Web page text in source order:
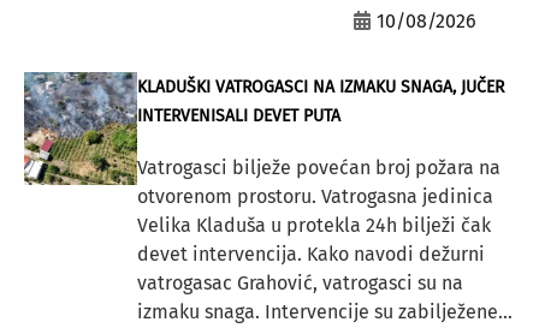
10/08/2026
KLADUŠKI VATROGASCI NA IZMAKU SNAGA, JUČER
INTERVENISALI DEVET PUTA
Vatrogasci bilježe povećan broj požara na
otvorenom prostoru. Vatrogasna jedinica
Velika Kladuša u protekla 24h bilježi čak
devet intervencija. Kako navodi dežurni
vatrogasac Grahović, vatrogasci su na
izmaku snaga. Intervencije su zabilježene...